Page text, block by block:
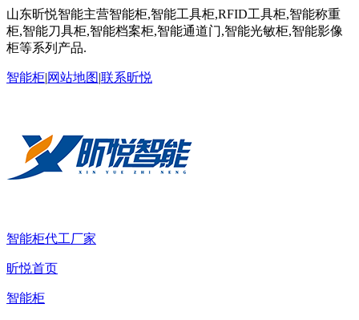
山东昕悦智能主营智能柜,智能工具柜,RFID工具柜,智能称重
柜,智能刀具柜,智能档案柜,智能通道门,智能光敏柜,智能影像
柜等系列产品.
智能柜|网站地图|联系昕悦
智能柜代工厂家
昕悦首页
智能柜